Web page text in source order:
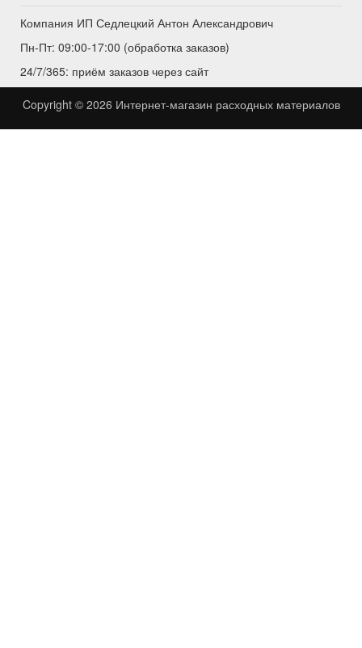
Компания ИП Седлецкий Антон Александрович
Пн-Пт: 09:00-17:00 (обработка заказов)
24/7/365: приём заказов через сайт
Copyright © 2026 Интернет-магазин расходных материалов